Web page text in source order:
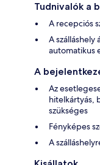
Tudnivalók a
A recepciós
A
automatikus
A
Az
hitelkártyás,
szükséges
Fényképes
A